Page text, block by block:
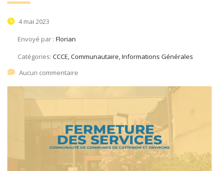
4 mai 2023
Envoyé par : Florian
Catégories: CCCE, Communautaire, Informations Générales
Aucun commentaire